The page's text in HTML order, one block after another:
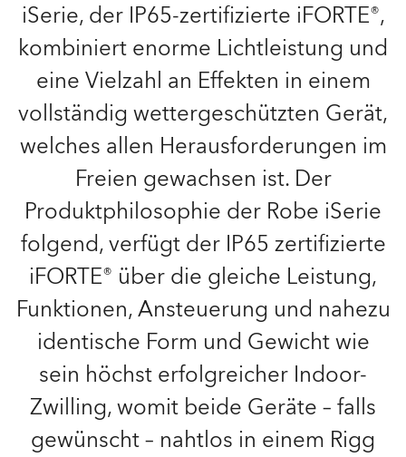
iSerie, der IP65-zertifizierte iFORTE®,
kombiniert enorme Lichtleistung und
eine Vielzahl an Effekten in einem
vollständig wettergeschützten Gerät,
welches allen Herausforderungen im
Freien gewachsen ist. Der
Produktphilosophie der Robe iSerie
folgend, verfügt der IP65 zertifizierte
iFORTE® über die gleiche Leistung,
Funktionen, Ansteuerung und nahezu
identische Form und Gewicht wie
sein höchst erfolgreicher Indoor-
Zwilling, womit beide Geräte – falls
gewünscht – nahtlos in einem Rigg